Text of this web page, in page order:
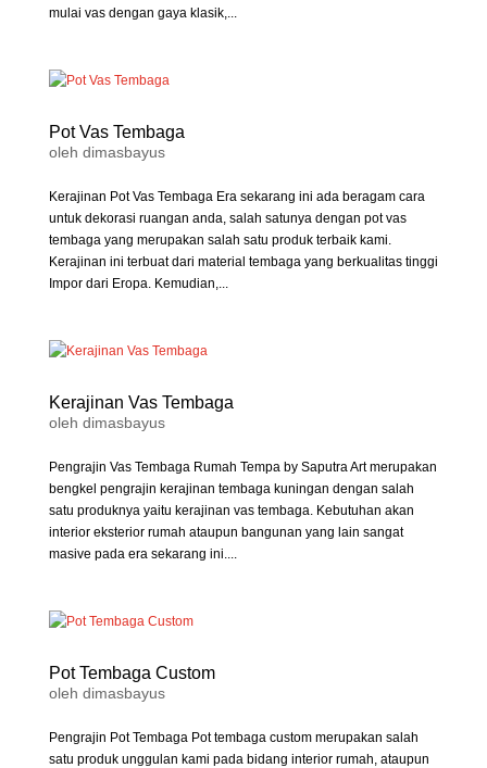
mulai vas dengan gaya klasik,...
Pot Vas Tembaga
oleh dimasbayus
Kerajinan Pot Vas Tembaga Era sekarang ini ada beragam cara
untuk dekorasi ruangan anda, salah satunya dengan pot vas
tembaga yang merupakan salah satu produk terbaik kami.
Kerajinan ini terbuat dari material tembaga yang berkualitas tinggi
Impor dari Eropa. Kemudian,...
Kerajinan Vas Tembaga
oleh dimasbayus
Pengrajin Vas Tembaga Rumah Tempa by Saputra Art merupakan
bengkel pengrajin kerajinan tembaga kuningan dengan salah
satu produknya yaitu kerajinan vas tembaga. Kebutuhan akan
interior eksterior rumah ataupun bangunan yang lain sangat
masive pada era sekarang ini....
Pot Tembaga Custom
oleh dimasbayus
Pengrajin Pot Tembaga Pot tembaga custom merupakan salah
satu produk unggulan kami pada bidang interior rumah, ataupun